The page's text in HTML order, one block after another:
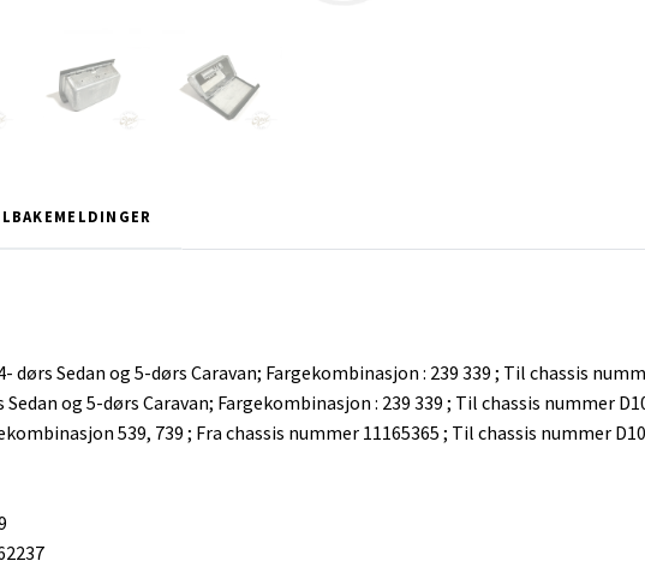
dørs Sedan og 5-dørs Caravan; Fargekombinasjon : 239 339 ; Til chassis
Sedan og 5-dørs Caravan; Fargekombinasjon : 239 339 ; Til chassis nummer
539, 739 ; Fra chassis nummer 11165365 ; Til chassis nummer